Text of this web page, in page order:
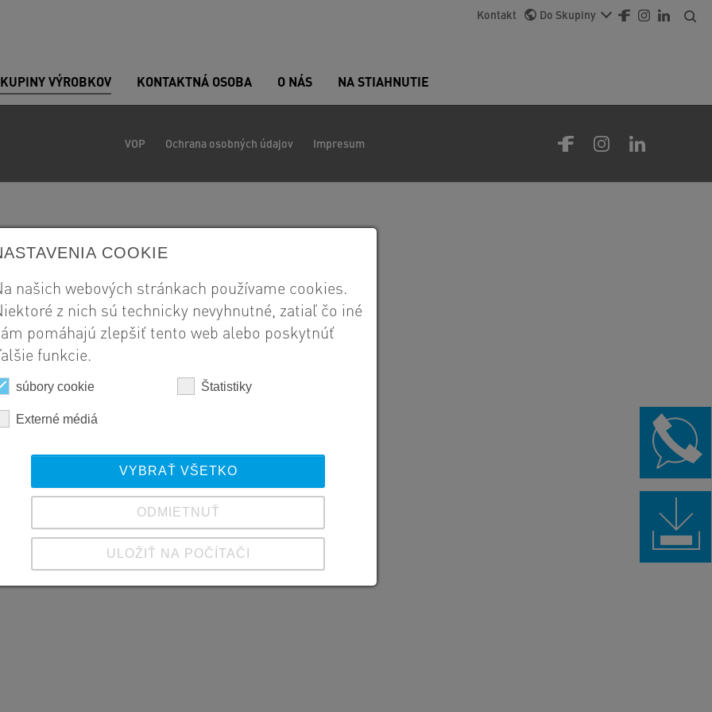
Kontakt Do Skupiny
VÝROBKOV KONTAKTNÁ OSOBA O NÁS NA STIAHNUTIE
VOP Ochrana osobných údajov Impresum
COOKIE
našich webových stránkach používame cookies.
z nich sú technicky nevyhnutné, zatiaľ čo iné
pomáhajú zlepšiť tento web alebo poskytnúť
funkcie.
súbory cookie Štatistiky
Externé médiá
VYBRAŤ VŠETKO
ODMIETNUŤ
ULOŽIŤ NA POČÍTAČI
Zobraziť podrobnosti